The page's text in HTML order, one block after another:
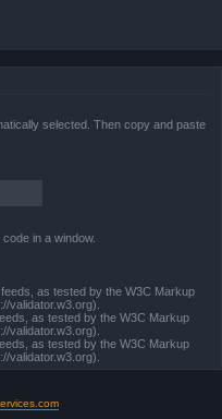
selected. Then copy and paste
in a window.